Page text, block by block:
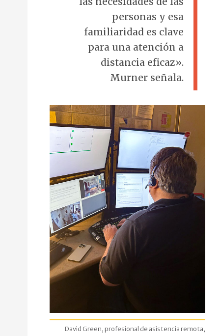
personas y esa
familiaridad es clave
para una atención a
distancia eficaz».
Murner señala.
David Green, profesional de asistencia remota,